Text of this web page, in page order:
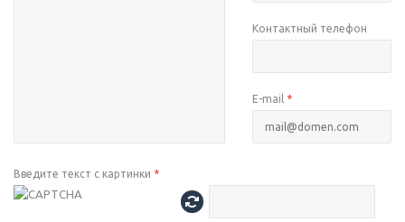
Контактный телефон
E-mail *
Введите текст с картинки *